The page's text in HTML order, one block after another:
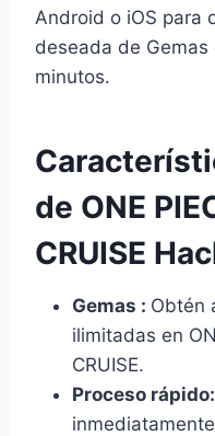
Android o iOS para
deseada de
minutos.
de ONE
CRUISE
Gemas : Obtén
ilimitadas en
CRUISE.
Proceso rápido: